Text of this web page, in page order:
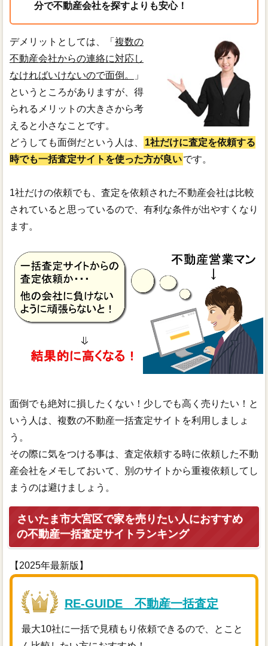
分で不動産会社を探すよりも安心！
デメリットとしては、「 複数の
不動産会社からの連絡に対応し
なければいけないので面倒。
」
というところがありますが、得
られるメリットの大きさから考
えると小さなことです。
どうしても面倒だという人は、
1社だけに査定を依頼する
時でも一括査定サイトを使った方が良いです。
1社だけの依頼でも、査定を依頼された不動産会社は比較
されていると思っているので、有利な条件が出やすくなり
ます。
面倒でも絶対に損したくない！少しでも高く売りたい！と
いう人は、複数の不動産一括査定サイトを利用しましょ
う。
その際に気をつける事は、査定依頼する時に依頼した不動
産会社をメモしておいて、別のサイトから重複依頼してし
まうのは避けましょう。
さいたま市大宮区で家を売りたい人におすすめ
の不動産一括査定サイトランキング
【2025年最新版】
RE-GUIDE 不動産一括査定
最大10社に一括で見積もり依頼できるので、とこと